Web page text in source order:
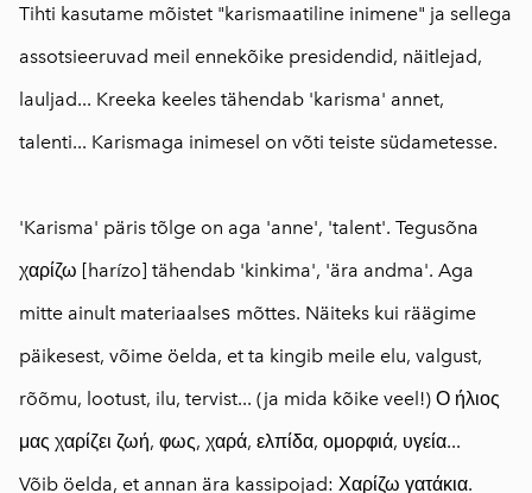
Tihti kasutame mõistet "karismaatiline inimene" ja sellega
assotsieeruvad meil ennekõike presidendid, näitlejad,
lauljad... Kreeka keeles tähendab 'karisma' annet,
talenti... Karismaga inimesel on võti teiste südametesse.
'Karisma' päris tõlge on aga 'anne', 'talent'. Tegusõna
χαρίζω [harízo] tähendab 'kinkima', 'ära andma'. Aga
mitte ainult materiaalses mõttes. Näiteks kui räägime
päikesest, võime öelda, et ta kingib meile elu, valgust,
rõõmu, lootust, ilu, tervist... (ja mida kõike veel!) Ο ήλιος
μας χαρίζει ζωή, φως, χαρά, ελπίδα, ομορφιά, υγεία...
Võib öelda, et annan ära kassipojad: Χαρίζω γατάκια.